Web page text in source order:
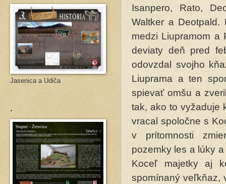
Isanpero, Rato,
Waltker a Deotpald.
medzi Liupramom a
deviaty deň pred
odovzdal svoj­ho
Liuprama a ten
spievať omšu a
tak, ako to vyžaduje
vracal spoločne s
v prí­tomnosti
pozemky les a lúky
Koceľ majetky aj
spomínaný veľkňaz,
Jasenica a Udiča
.